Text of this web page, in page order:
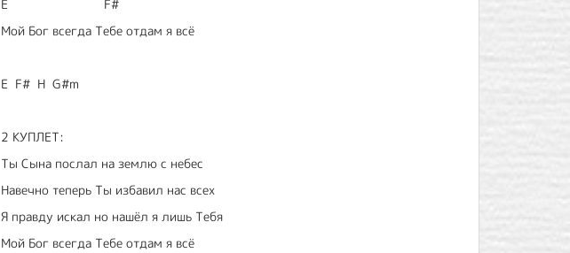
E F#
Мой Бог всегда Тебе отдам я всё
E F# H G#m
2 КУПЛЕТ:
Ты Сына послал на землю с небес
Навечно теперь Ты избавил нас всех
Я правду искал но нашёл я лишь Тебя
Мой Бог всегда Тебе отдам я всё